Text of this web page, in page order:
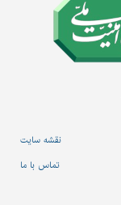
نقشه سایت
تماس با ما